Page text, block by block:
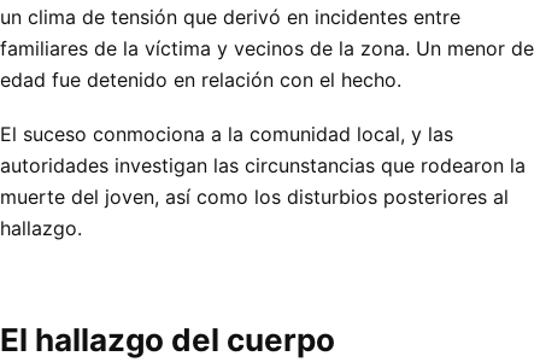
un clima de tensión que derivó en incidentes entre
familiares de la víctima y vecinos de la zona. Un menor de
edad fue detenido en relación con el hecho.
El suceso conmociona a la comunidad local, y las
autoridades investigan las circunstancias que rodearon la
muerte del joven, así como los disturbios posteriores al
hallazgo.
El hallazgo del cuerpo